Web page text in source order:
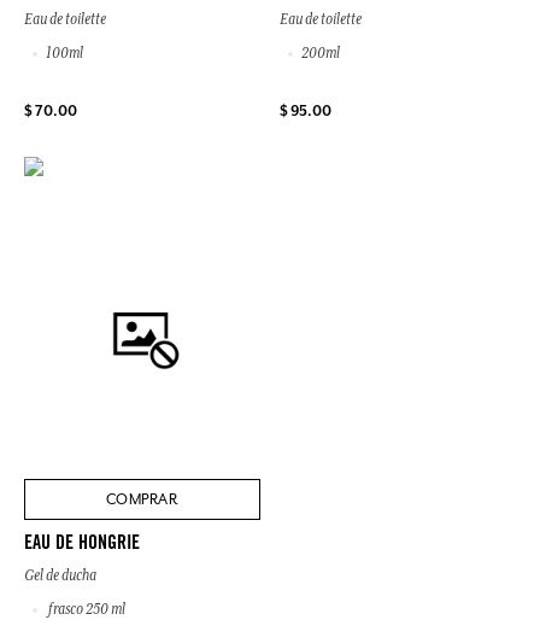
Eau de toilette
100ml
$ 70.00
Eau de toilette
200ml
$ 95.00
COMPRAR
EAU DE HONGRIE
Gel de ducha
frasco 250 ml